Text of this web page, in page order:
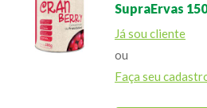
SupraErvas
Já sou cliente
ou
Faça seu